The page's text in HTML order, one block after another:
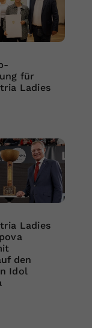
für
Ladies
Ladies
den
Idol